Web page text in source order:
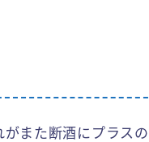
また断酒にプラスの